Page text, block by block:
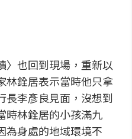
〉也回到現場，重新以
林銓居表示當時他只拿
長李彥良見面，沒想到
時林銓居的小孩滿九
為身處的地域環境不